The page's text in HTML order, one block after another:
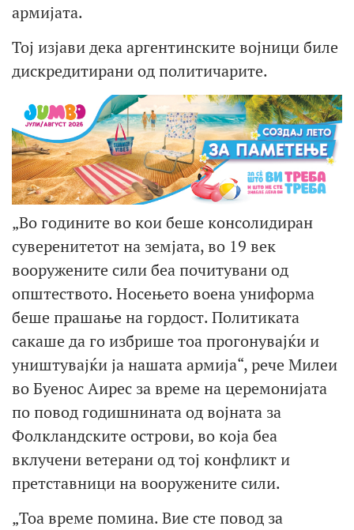
армијата.
Тој изјави дека аргентинските војници биле
дискредитирани од политичарите.
„Во годините во кои беше консолидиран
суверенитетот на земјата, во 19 век
вооружените сили беа почитувани од
општеството. Носењето воена униформа
беше прашање на гордост. Политиката
сакаше да го избрише тоа прогонувајќи и
уништувајќи ја нашата армија“, рече Милеи
во Буенос Аирес за време на церемонијата
по повод годишнината од војната за
Фолкландските острови, во која беа
вклучени ветерани од тој конфликт и
претставници на вооружените сили.
„Тоа време помина. Вие сте повод за